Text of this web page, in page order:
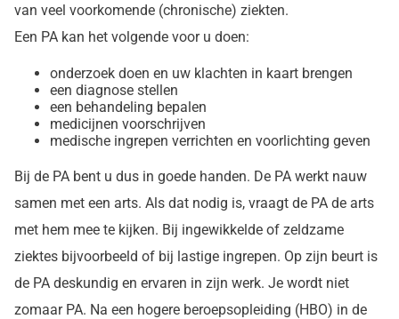
van veel voorkomende (chronische) ziekten.
Een PA kan het volgende voor u doen:
onderzoek doen en uw klachten in kaart brengen
een diagnose stellen
een behandeling bepalen
medicijnen voorschrijven
medische ingrepen verrichten en voorlichting geven
Bij de PA bent u dus in goede handen. De PA werkt nauw
samen met een arts. Als dat nodig is, vraagt de PA de arts
met hem mee te kijken. Bij ingewikkelde of zeldzame
ziektes bijvoorbeeld of bij lastige ingrepen. Op zijn beurt is
de PA deskundig en ervaren in zijn werk. Je wordt niet
zomaar PA. Na een hogere beroepsopleiding (HBO) in de